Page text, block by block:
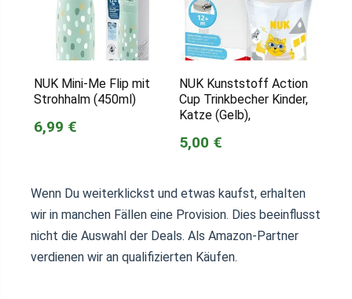
NUK Mini-Me Flip mit
Strohhalm (450ml)
6,99 €
NUK Kunststoff Action
Cup Trinkbecher Kinder,
Katze (Gelb),
5,00 €
Wenn Du weiterklickst und etwas kaufst, erhalten
wir in manchen Fällen eine Provision. Dies beeinflusst
nicht die Auswahl der Deals. Als Amazon-Partner
verdienen wir an qualifizierten Käufen.